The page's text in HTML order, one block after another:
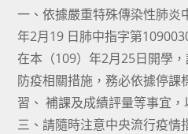
一、依據嚴重特殊傳染性肺炎
年2月19 日肺中指字第
在本（109）年2月25日開學
防疫相關措施，務必依據停課
習、 補課及成績評量等事宜
三、請隨時注意中央流行疫情